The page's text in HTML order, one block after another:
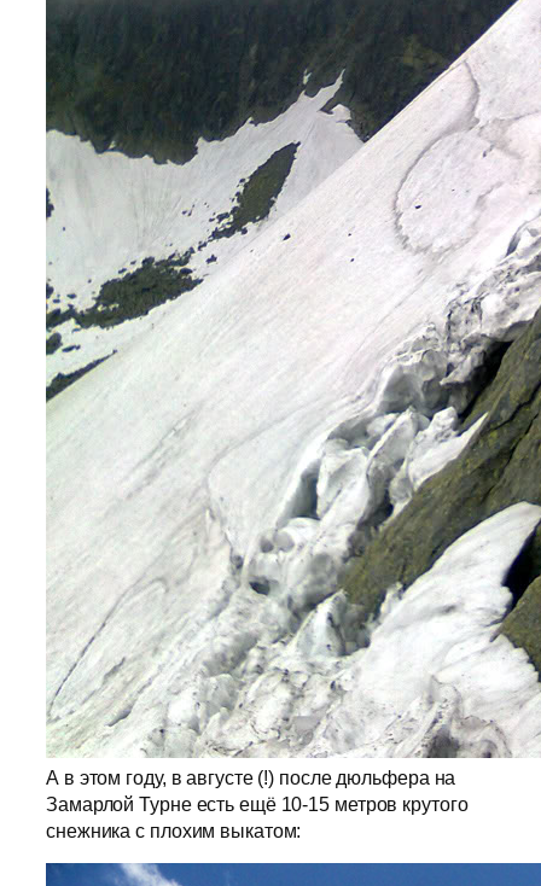
А в этом году, в августе (!) после дюльфера на
Замарлой Турне есть ещё 10-15 метров крутого
снежника с плохим выкатом: